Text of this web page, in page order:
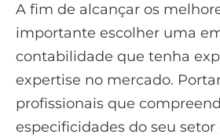
A fim de alcançar os
importante escolher uma
contabilidade que tenha
expertise no mercado.
profissionais que
especificidades do seu